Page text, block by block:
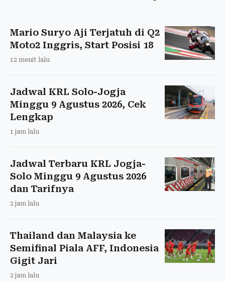
Mario Suryo Aji Terjatuh di Q2
Moto2 Inggris, Start Posisi 18
12 menit lalu
Jadwal KRL Solo-Jogja
Minggu 9 Agustus 2026, Cek
Lengkap
1 jam lalu
Jadwal Terbaru KRL Jogja-
Solo Minggu 9 Agustus 2026
dan Tarifnya
2 jam lalu
Thailand dan Malaysia ke
Semifinal Piala AFF, Indonesia
Gigit Jari
2 jam lalu